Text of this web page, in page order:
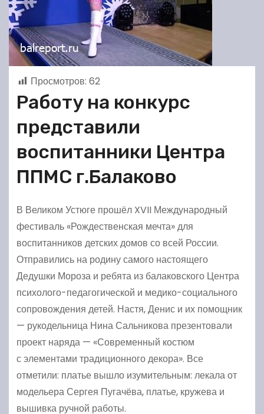
Просмотров: 62
Работу на конкурс
представили
воспитанники Центра
ППМС г.Балаково
В Великом Устюге прошёл XVII Международный
фестиваль «Рождественская мечта» для
воспитанников детских домов со всей России.
Отправились на родину самого настоящего
Дедушки Мороза и ребята из балаковского Центра
психолого-педагогической и медико-социального
сопровождения детей. Настя, Денис и их помощник
— рукодельница Нина Сальникова презентовали
проект наряда — «Современный костюм
с элементами традиционного декора». Все
отметили: платье вышло изумительным: лекала от
модельера Сергея Пугачёва, платье, кружева и
вышивка ручной работы.